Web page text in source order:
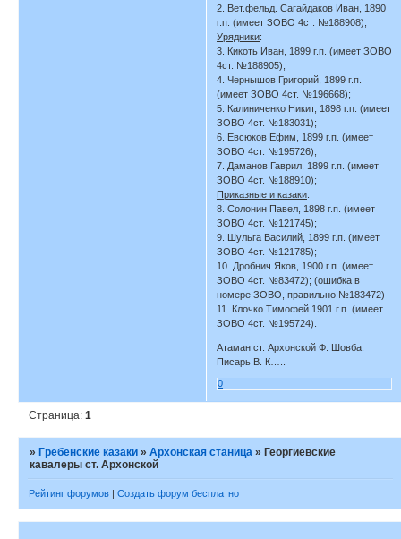
2. Вет.фельд. Сагайдаков Иван, 1890
г.п. (имеет ЗОВО 4ст. №188908);
Урядники:
3. Кикоть Иван, 1899 г.п. (имеет ЗОВО
4ст. №188905);
4. Чернышов Григорий, 1899 г.п.
(имеет ЗОВО 4ст. №196668);
5. Калиниченко Никит, 1898 г.п. (имеет
ЗОВО 4ст. №183031);
6. Евсюков Ефим, 1899 г.п. (имеет
ЗОВО 4ст. №195726);
7. Даманов Гаврил, 1899 г.п. (имеет
ЗОВО 4ст. №188910);
Приказные и казаки:
8. Солонин Павел, 1898 г.п. (имеет
ЗОВО 4ст. №121745);
9. Шульга Василий, 1899 г.п. (имеет
ЗОВО 4ст. №121785);
10. Дробнич Яков, 1900 г.п. (имеет
ЗОВО 4ст. №83472); (ошибка в
номере ЗОВО, правильно №183472)
11. Клочко Тимофей 1901 г.п. (имеет
ЗОВО 4ст. №195724).
Атаман ст. Архонской Ф. Шовба.
Писарь В. К…..
0
Страница:1
» Гребенские казаки »Архонская станица » Георгиевские
кавалеры ст. Архонской
Рейтинг форумов | Создать форум бесплатно